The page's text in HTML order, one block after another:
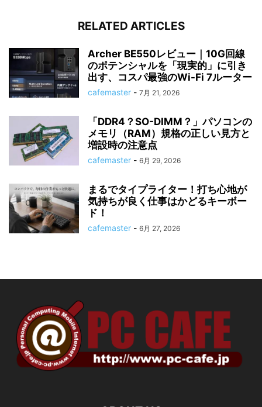
RELATED ARTICLES
Archer BE550レビュー｜10G回線
のポテンシャルを「現実的」に引き
出す、コスパ最強のWi-Fi 7ルーター
cafemaster - 7月 21, 2026
「DDR4？SO-DIMM？」パソコンの
メモリ（RAM）規格の正しい見方と
増設時の注意点
cafemaster - 6月 29, 2026
まるでタイプライター！打ち心地が
気持ちが良く仕事はかどるキーボー
ド！
cafemaster - 6月 27, 2026